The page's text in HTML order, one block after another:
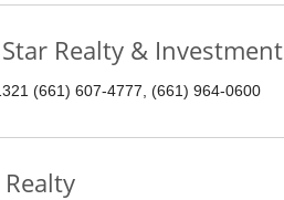
Realty & Investment
(661) 607-4777, (661) 964-0600